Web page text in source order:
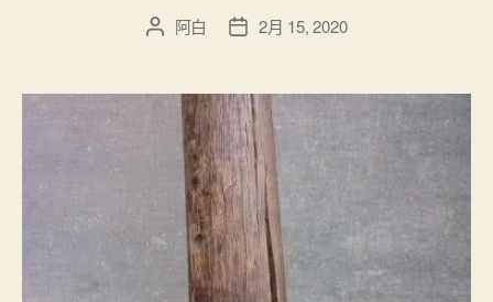
文
者
阿白
发
期
2月 15, 2020